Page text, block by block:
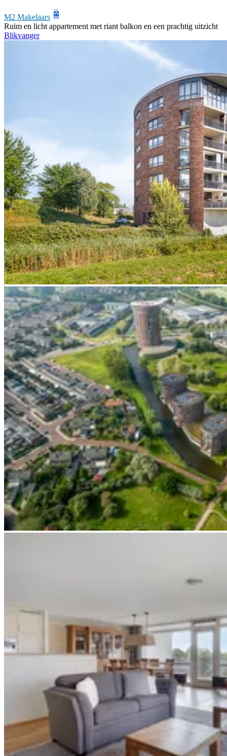
M2 Makelaars
Ruim en licht appartement met riant balkon en een prachtig uitzicht
Blikvanger